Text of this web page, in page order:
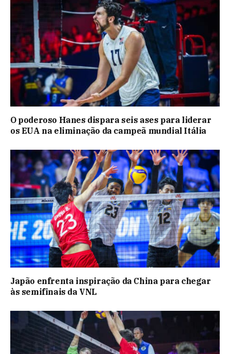
O poderoso Hanes dispara seis ases para liderar
os EUA na eliminação da campeã mundial Itália
Japão enfrenta inspiração da China para chegar
às semifinais da VNL